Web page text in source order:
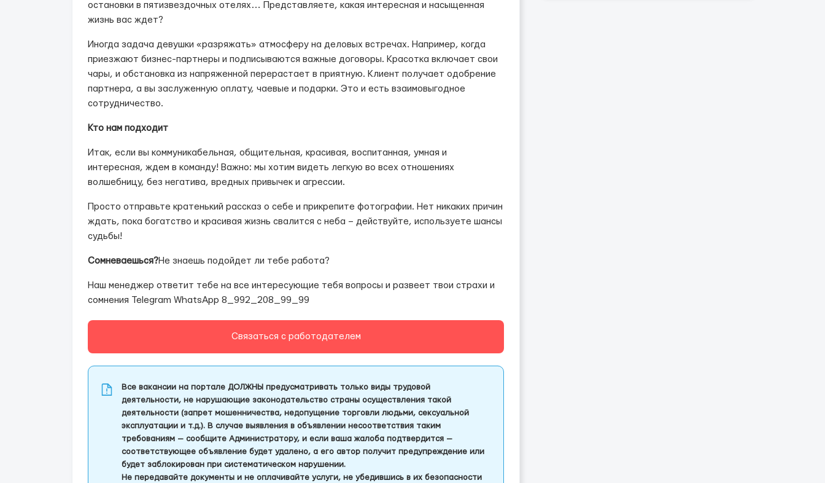
остановки в пятизвездочных отелях… Представляете, какая интересная и насыщенная
жизнь вас ждет?
Иногда задача девушки «разряжать» атмосферу на деловых встречах. Например, когда
приезжают бизнес-партнеры и подписываются важные договоры. Красотка включает свои
чары, и обстановка из напряженной перерастает в приятную. Клиент получает одобрение
партнера, а вы заслуженную оплату, чаевые и подарки. Это и есть взаимовыгодное
сотрудничество.
Кто нам подходит
Итак, если вы коммуникабельная, общительная, красивая, воспитанная, умная и
интересная, ждем в команду! Важно: мы хотим видеть легкую во всех отношениях
волшебницу, без негатива, вредных привычек и агрессии.
Просто отправьте кратенький рассказ о себе и прикрепите фотографии. Нет никаких причин
ждать, пока богатство и красивая жизнь свалится с неба – действуйте, используете шансы
судьбы!
Сомневаешься?Не знаешь подойдет ли тебе работа?
Наш менеджер ответит тебе на все интересующие тебя вопросы и развеет твои страхи и
сомнения Telegram WhatsApp 8_992_208_99_99
Связаться с работодателем
Все вакансии на портале ДОЛЖНЫ предусматривать только виды трудовой
деятельности, не нарушающие законодательство страны осуществления такой
деятельности (запрет мошенничества, недопущение торговли людьми, сексуальной
эксплуатации и т.д.). В случае выявления в объявлении несоответствия таким
требованиям — сообщите Администратору, и если ваша жалоба подтвердится —
соответствующее объявление будет удалено, а его автор получит предупреждение или
будет заблокирован при систематическом нарушении.
Не передавайте документы и не оплачивайте услуги, не убедившись в их безопасности